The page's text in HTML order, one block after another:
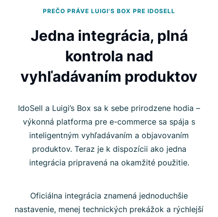
PREČO PRÁVE LUIGI'S BOX PRE IDOSELL
Jedna integrácia, plná
kontrola nad
vyhľadávaním produktov
IdoSell a Luigi’s Box sa k sebe prirodzene hodia –
výkonná platforma pre e-commerce sa spája s
inteligentným vyhľadávaním a objavovaním
produktov. Teraz je k dispozícii ako jedna
integrácia pripravená na okamžité použitie.
Oficiálna integrácia znamená jednoduchšie
nastavenie, menej technických prekážok a rýchlejší